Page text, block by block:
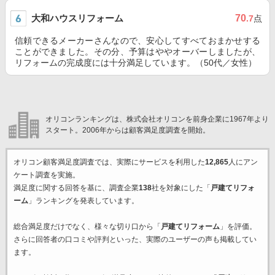
大和ハウスリフォーム 70.7点
信頼できるメーカーさんなので、安心してすべておまかせする
ことができました。その分、予算はややオーバーしましたが、
リフォームの完成度には十分満足しています。（50代／女性）
オリコンランキングは、株式会社オリコンを前身企業に1967年より
スタート。2006年からは顧客満足度調査を開始。
オリコン顧客満足度調査では、実際にサービスを利用した12,865人にアン
ケート調査を実施。
満足度に関する回答を基に、調査企業138社を対象にした「 戸建てリフォ
ーム」ランキングを発表しています。
総合満足度だけでなく、様々な切り口から「 戸建てリフォーム」を評価。
さらに回答者の口コミや評判といった、実際のユーザーの声も掲載してい
ます。